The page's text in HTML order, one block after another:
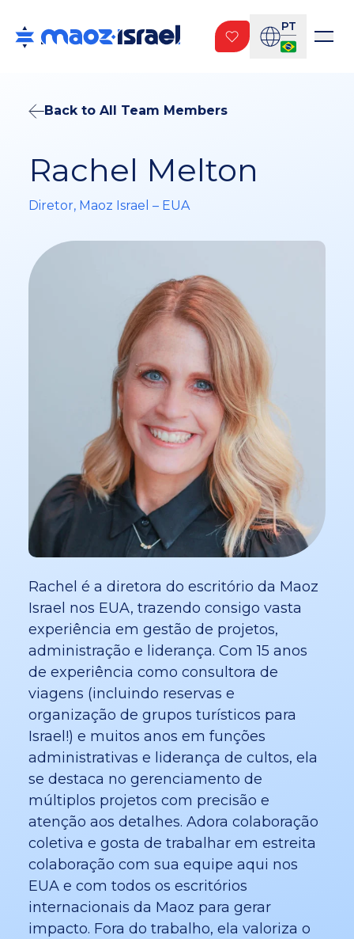
PT
Back to All Team Members
Rachel Melton
Diretor, Maoz Israel – EUA
Rachel é a diretora do escritório da Maoz
Israel nos EUA, trazendo consigo vasta
experiência em gestão de projetos,
administração e liderança. Com 15 anos
de experiência como consultora de
viagens (incluindo reservas e
organização de grupos turísticos para
Israel!) e muitos anos em funções
administrativas e liderança de cultos, ela
se destaca no gerenciamento de
múltiplos projetos com precisão e
atenção aos detalhes. Adora colaboração
coletiva e gosta de trabalhar em estreita
colaboração com sua equipe aqui nos
EUA e com todos os escritórios
internacionais da Maoz para gerar
impacto. Fora do trabalho, ela valoriza o